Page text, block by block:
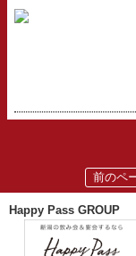
前のペ
Happy Pass GROUP